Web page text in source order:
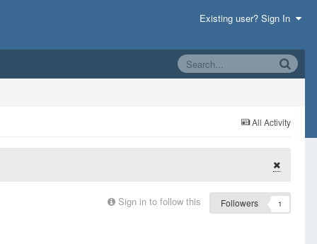
Existing user? Sign In
All Activity
Sign in to follow this Followers 1